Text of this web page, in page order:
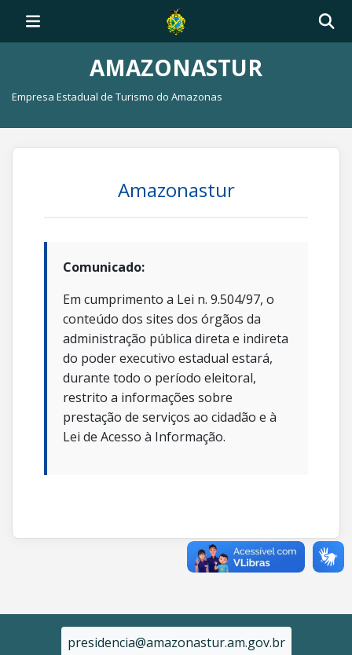
AMAZONASTUR
Empresa Estadual de Turismo do Amazonas
Amazonastur
Comunicado:
Em cumprimento a Lei n. 9.504/97, o
conteúdo dos sites dos órgãos da
administração pública direta e indireta
do poder executivo estadual estará,
durante todo o período eleitoral,
restrito a informações sobre
prestação de serviços ao cidadão e à
Lei de Acesso à Informação.
presidencia@amazonastur.am.gov.br